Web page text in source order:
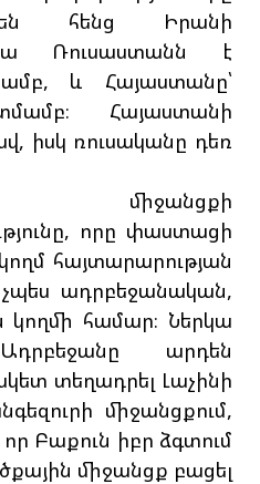
են հենց Իրանի
դա Ռուսաստանն է
և Հայաստանը՝
Հայաստանի
իսկ ռուսականը դեռ
միջանցքի
որը փաստացի
հայտարարության
ադրբեջանական,
կողմի համար։ Ներկա
արդեն
տեղադրել Լաչինի
միջանցքում,
Բաքուն իբր ձգտում
միջանցք բացել